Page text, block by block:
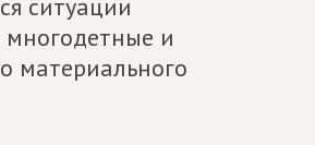
ситуации
многодетные и
материального